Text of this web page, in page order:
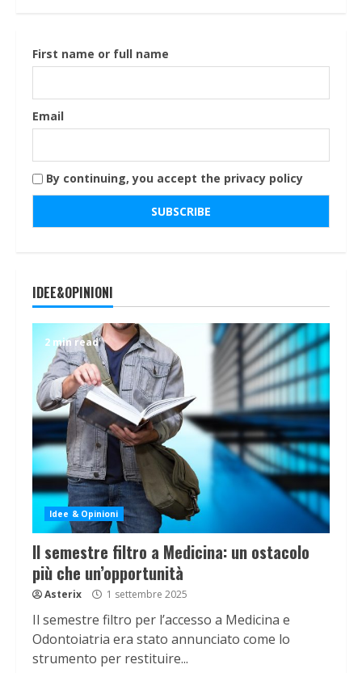
First name or full name
Email
By continuing, you accept the privacy policy
IDEE&OPINIONI
2 min read
Idee & Opinioni
Il semestre filtro a Medicina: un ostacolo
più che un’opportunità
Asterix 1 settembre 2025
Il semestre filtro per l’accesso a Medicina e
Odontoiatria era stato annunciato come lo
strumento per restituire...